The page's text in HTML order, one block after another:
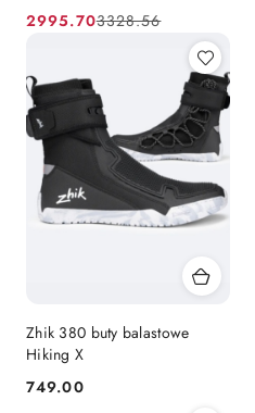
Cena
2995.70
Cena
promocją:
3328.56
Zhik 380 buty balastowe
Hiking X
Cena:
749.00